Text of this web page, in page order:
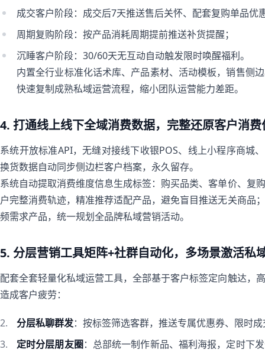
成交客户阶段：成交后7天推送售后关怀、配套复购单品优
周期复购阶段：按产品消耗周期提前推送补货提醒；
沉睡客户阶段：30/60天无互动自动触发限时唤醒福利。
内置全行业标准化话术库、产品素材、活动模板，销售侧
快速复制成熟私域运营流程，缩小团队运营能力差距。
4. 打通线上线下全域消费数据，完整还原客户消费
系统开放标准API，无缝对接线下收银POS、线上小程序商城
换货数据自动同步侧边栏客户档案，永久留存。
系统自动提取消费维度信息生成标签：购买品类、客单价、复
户完整消费轨迹，精准推荐适配产品，避免盲目推送无关商品
频需求产品，统一规划全品牌私域营销活动。
5. 分层营销工具矩阵+社群自动化，多场景激活私
配套全套轻量化私域运营工具，全部基于客户标签定向触达，
造成客户疲劳：
分层私聊群发：按标签筛选客群，推送专属优惠券、限时
定时分层朋友圈：总部统一制作新品、福利海报，定时下